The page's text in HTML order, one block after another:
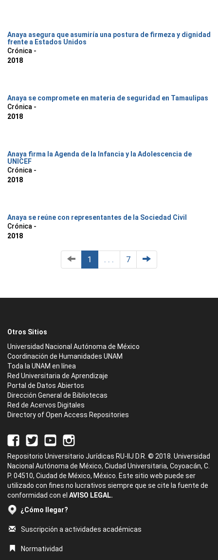
Anaya asegura que asumiría una postura de firmeza y dignidad
frente a Estados Unidos
Crónica -
2018
Anaya se compromete en materia de seguridad en Tamaulipas
Crónica -
2018
Anaya firma la Agenda de la Infancia y la Adolescencia de
UNICEF
Crónica -
2018
Anaya se reúne con representantes de la Sociedad Civil
Crónica -
2018
1 . . . 7
Otros Sitios
Universidad Nacional Autónoma de México
Coordinación de Humanidades UNAM
Toda la UNAM en línea
Red Universitaria de Aprendizaje
Portal de Datos Abiertos
Dirección General de Bibliotecas
Red de Acervos Digitales
Directory of Open Access Repositories
Repositorio Universitario Jurídicas RU-IIJ D.R. © 2018. Universidad
Nacional Autónoma de México, Ciudad Universitaria, Coyoacán, C.
P. 04510, Ciudad de México, México. Este sitio web puede ser
utilizado con fines no lucrativos siempre que se cite la fuente de
conformidad con el AVISO LEGAL.
¿Cómo llegar?
Suscripción a actividades académicas
Normatividad